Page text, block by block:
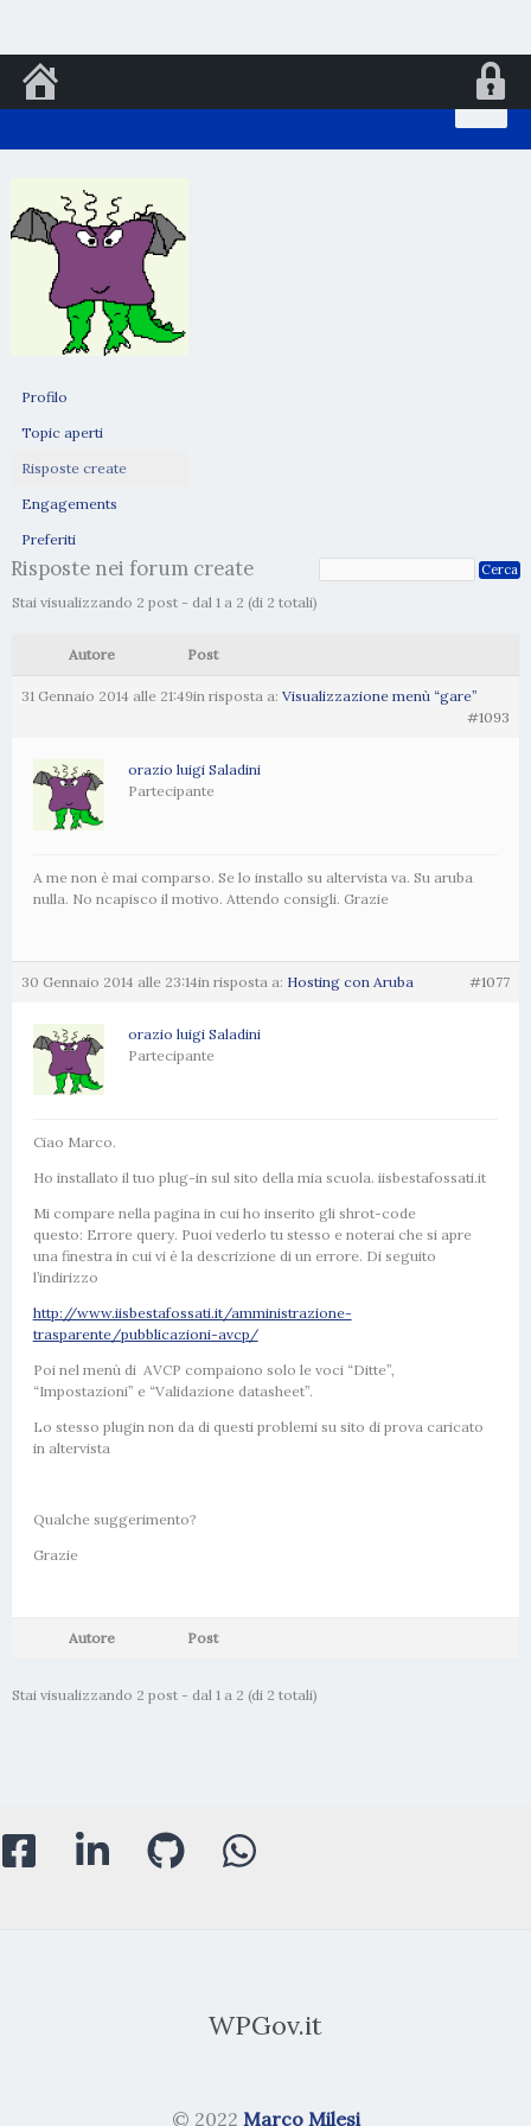
al
Profilo
Topic aperti
Risposte create
Engagements
Preferiti
Risposte nei forum create
Stai visualizzando 2 post - dal 1 a 2 (di 2 totali)
Autore Post
31 Gennaio 2014 alle 21:49in risposta a: Visualizzazione menù “gare”
#1093
orazio luigi Saladini
Partecipante
A me non è mai comparso. Se lo installo su altervista va. Su aruba
nulla. No ncapisco il motivo. Attendo consigli. Grazie
30 Gennaio 2014 alle 23:14in risposta a: Hosting con Aruba #1077
orazio luigi Saladini
Partecipante
Ciao Marco.
Ho installato il tuo plug-in sul sito della mia scuola. iisbestafossati.it
Mi compare nella pagina in cui ho inserito gli shrot-code
questo: Errore query. Puoi vederlo tu stesso e noterai che si apre
una finestra in cui vi è la descrizione di un errore. Di seguito
l’indirizzo
http://www.iisbestafossati.it/amministrazione-
trasparente/pubblicazioni-avcp/
Poi nel menù di AVCP compaiono solo le voci “Ditte”,
“Impostazioni” e “Validazione datasheet”.
Lo stesso plugin non da di questi problemi su sito di prova caricato
in altervista
Qualche suggerimento?
Grazie
Autore Post
Stai visualizzando 2 post - dal 1 a 2 (di 2 totali)
WPGov.it
© 2022 Marco Milesi